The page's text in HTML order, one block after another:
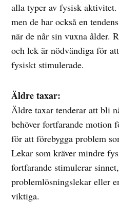
alla typer av fysisk
men de har också en
när de når sin vuxna ålder.
och lek är nödvändiga för
fysiskt stimulerade.
Äldre taxar:
Äldre taxar tenderar att bli
behöver fortfarande motion
för att förebygga problem
Lekar som kräver mindre
fortfarande stimulerar
problemlösningslekar eller
viktiga.